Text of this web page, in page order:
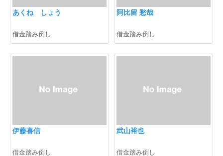
あくね しょう
借金踏み倒し
阿比留 愁哉
借金踏み倒し
伊藤喜信
借金踏み倒し
武山裕也
借金踏み倒し